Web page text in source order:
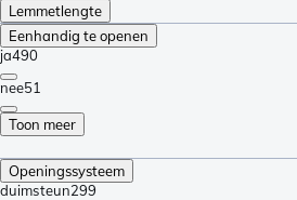
Lemmetlengte
Eenhandig te openen
ja490
nee51
Toon meer
Openingssysteem
duimsteun299